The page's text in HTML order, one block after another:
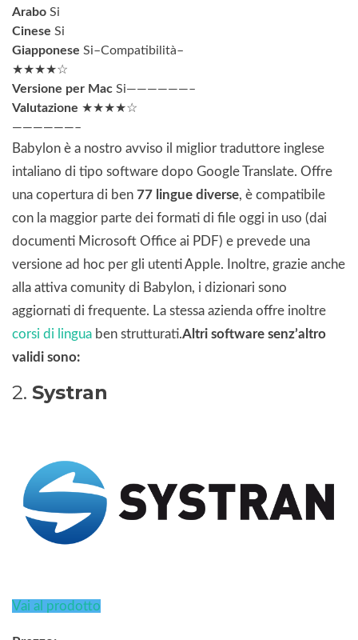
Arabo Si
Cinese Si
Giapponese Si–Compatibilità–
★★★★☆
Versione per Mac Si——————–
Valutazione ★★★★☆
——————–
Babylon è a nostro avviso il miglior traduttore inglese
intaliano di tipo software dopo Google Translate. Offre
una copertura di ben 77 lingue diverse, è compatibile
con la maggior parte dei formati di file oggi in uso (dai
documenti Microsoft Office ai PDF) e prevede una
versione ad hoc per gli utenti Apple. Inoltre, grazie anche
alla attiva comunity di Babylon, i dizionari sono
aggiornati di frequente. La stessa azienda offre inoltre
corsi di lingua ben strutturati.Altri software senz’altro
validi sono:
2. Systran
Vai al prodotto